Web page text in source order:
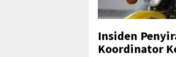
Insiden
Koordinator